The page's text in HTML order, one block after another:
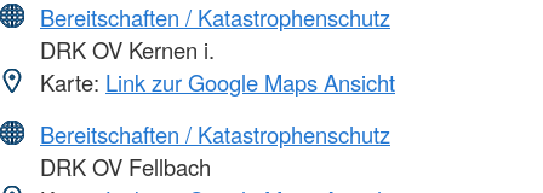
Bereitschaften / Katastrophenschutz
DRK OV Kernen i.
Karte: Link zur Google Maps Ansicht
Bereitschaften / Katastrophenschutz
DRK OV Fellbach